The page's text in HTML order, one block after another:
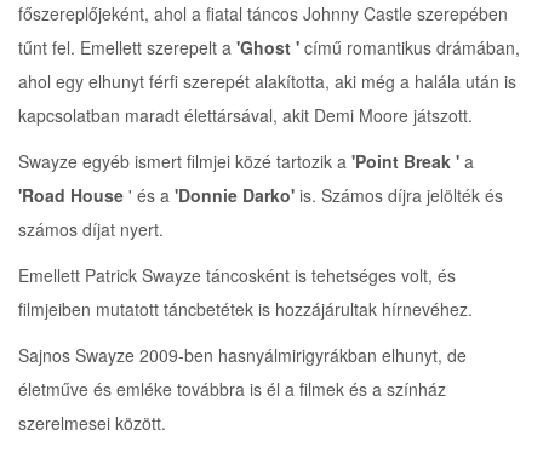
főszereplőjeként, ahol a fiatal táncos Johnny Castle szerepében
tűnt fel. Emellett szerepelt a 'Ghost ' című romantikus drámában,
ahol egy elhunyt férfi szerepét alakította, aki még a halála után is
kapcsolatban maradt élettársával, akit Demi Moore játszott.
Swayze egyéb ismert filmjei közé tartozik a 'Point Break ' a
'Road House ' és a 'Donnie Darko' is. Számos díjra jelölték és
számos díjat nyert.
Emellett Patrick Swayze táncosként is tehetséges volt, és
filmjeiben mutatott táncbetétek is hozzájárultak hírnevéhez.
Sajnos Swayze 2009-ben hasnyálmirigyrákban elhunyt, de
életműve és emléke továbbra is él a filmek és a színház
szerelmesei között.